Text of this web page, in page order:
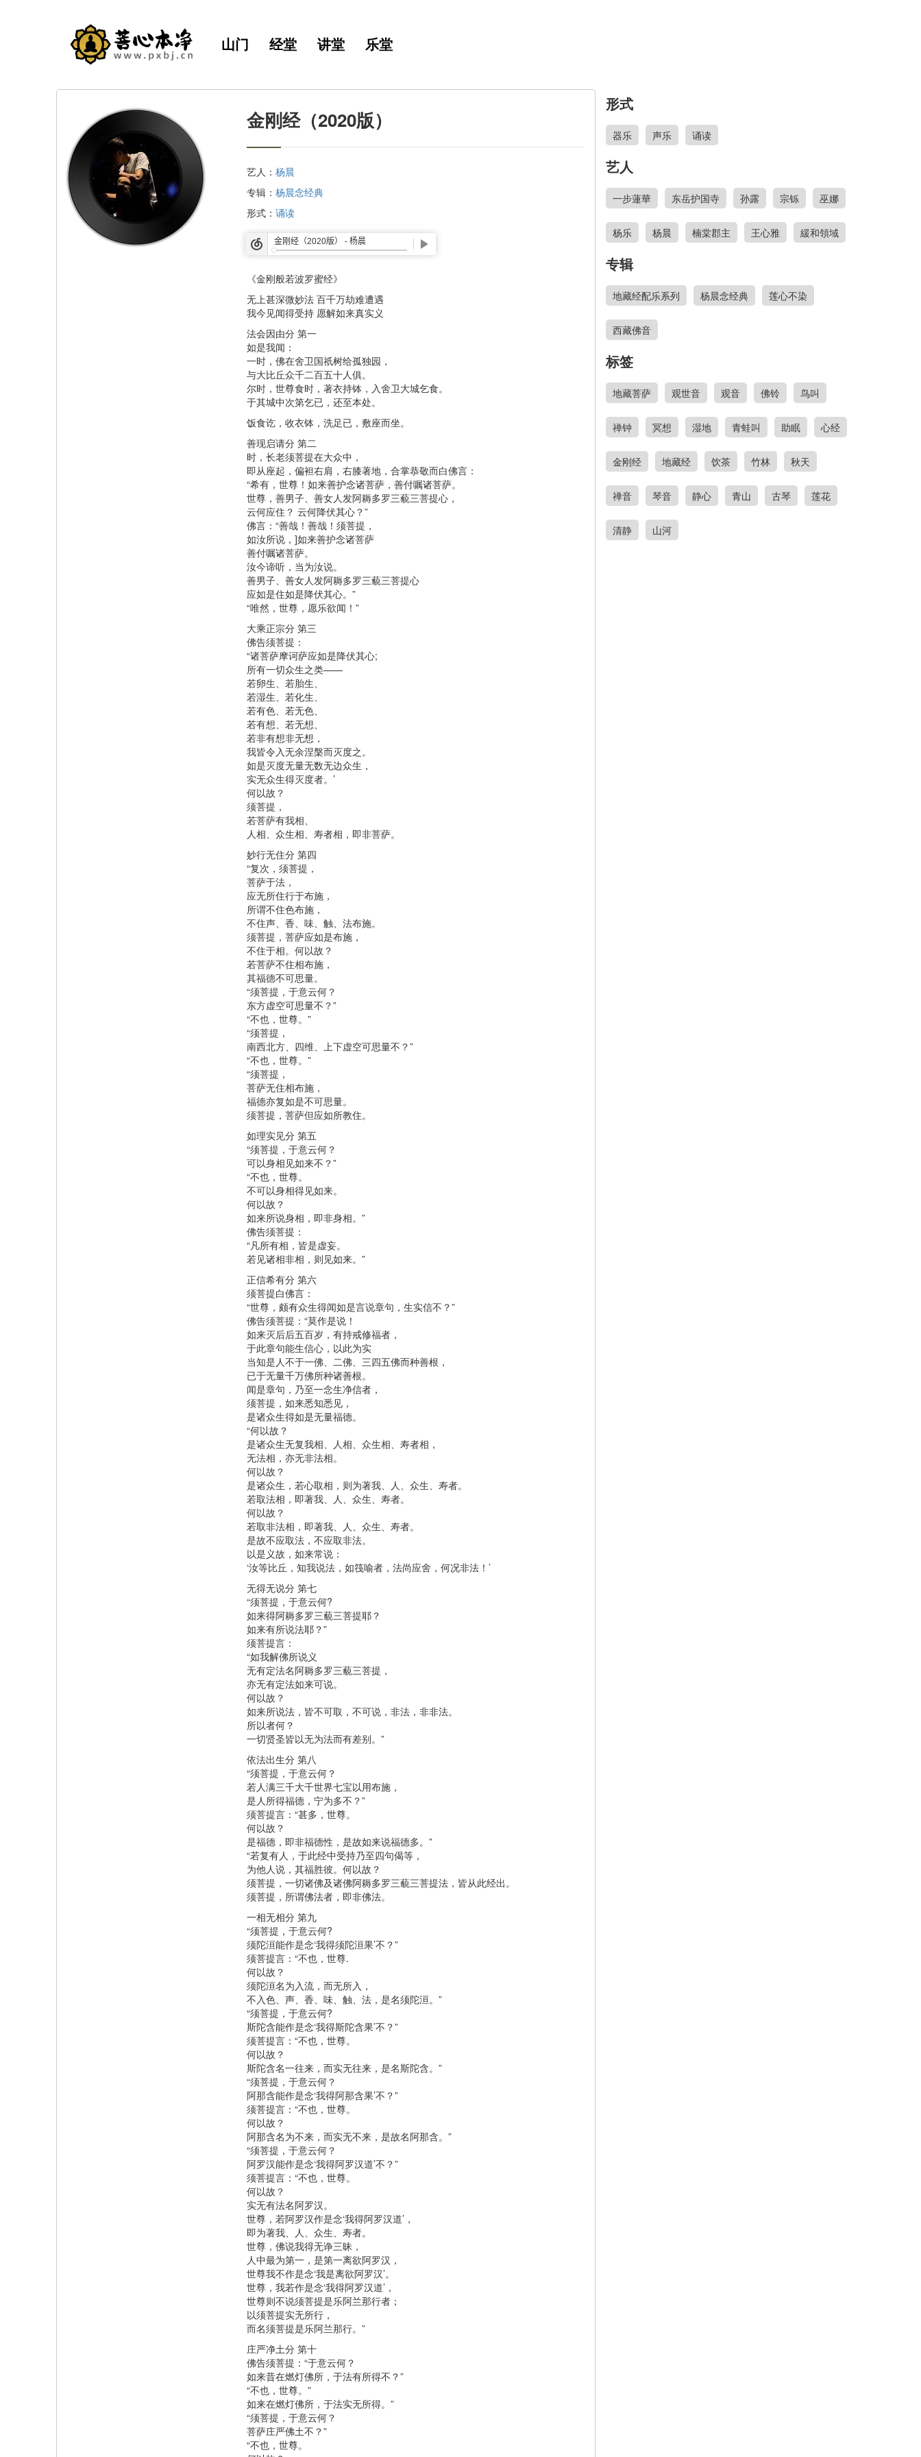
山门 经堂 讲堂 乐堂
金刚经（2020版）
艺人： 杨晨
专辑： 杨晨念经典
形式： 诵读
《金刚般若波罗蜜经》
无上甚深微妙法 百千万劫难遭遇
我今见闻得受持 愿解如来真实义
法会因由分 第一
如是我闻：
一时，佛在舍卫国祇树给孤独园，
与大比丘众千二百五十人俱。
尔时，世尊食时，著衣持钵，入舍卫大城乞食。
于其城中次第乞已，还至本处。
饭食讫，收衣钵，洗足已，敷座而坐。
善现启请分 第二
时，长老须菩提在大众中，
即从座起，偏袒右肩，右膝著地，合掌恭敬而白佛言：
“希有，世尊！如来善护念诸菩萨，善付嘱诸菩萨。
世尊，善男子、善女人发阿耨多罗三藐三菩提心，
云何应住？ 云何降伏其心？”
佛言：“善哉！善哉！须菩提，
如汝所说，]如来善护念诸菩萨
善付嘱诸菩萨。
汝今谛听，当为汝说。
善男子、善女人发阿耨多罗三藐三菩提心
应如是住如是降伏其心。”
“唯然，世尊，愿乐欲闻！”
大乘正宗分 第三
佛告须菩提：
“诸菩萨摩诃萨应如是降伏其心;
所有一切众生之类——
若卵生、若胎生、
若湿生、若化生、
若有色、若无色、
若有想、若无想、
若非有想非无想，
我皆令入无余涅槃而灭度之。
如是灭度无量无数无边众生，
实无众生得灭度者。’
何以故？
须菩提，
若菩萨有我相、
人相、众生相、寿者相，即非菩萨。
妙行无住分 第四
“复次，须菩提，
菩萨于法，
应无所住行于布施，
所谓不住色布施，
不住声、香、味、触、法布施。
须菩提，菩萨应如是布施，
不住于相。何以故？
若菩萨不住相布施，
其福德不可思量。
“须菩提，于意云何？
东方虚空可思量不？”
“不也，世尊。”
“须菩提，
南西北方、四维、上下虚空可思量不？”
“不也，世尊。”
“须菩提，
菩萨无住相布施，
福德亦复如是不可思量。
须菩提，菩萨但应如所教住。
如理实见分 第五
“须菩提，于意云何？
可以身相见如来不？”
“不也，世尊。
不可以身相得见如来。
何以故？
如来所说身相，即非身相。”
佛告须菩提：
“凡所有相，皆是虚妄。
若见诸相非相，则见如来。”
正信希有分 第六
须菩提白佛言：
“世尊，颇有众生得闻如是言说章句，生实信不？”
佛告须菩提：“莫作是说！
如来灭后后五百岁，有持戒修福者，
于此章句能生信心，以此为实
当知是人不于一佛、二佛、三四五佛而种善根，
已于无量千万佛所种诸善根。
闻是章句，乃至一念生净信者，
须菩提，如来悉知悉见，
是诸众生得如是无量福德。
“何以故？
是诸众生无复我相、人相、众生相、寿者相，
无法相，亦无非法相。
何以故？
是诸众生，若心取相，则为著我、人、众生、寿者。
若取法相，即著我、人、众生、寿者。
何以故？
若取非法相，即著我、人、众生、寿者。
是故不应取法，不应取非法。
以是义故，如来常说：
‘汝等比丘，知我说法，如筏喻者，法尚应舍，何况非法！’
无得无说分 第七
“须菩提，于意云何?
如来得阿耨多罗三藐三菩提耶？
如来有所说法耶？”
须菩提言：
“如我解佛所说义
无有定法名阿耨多罗三藐三菩提，
亦无有定法如来可说。
何以故？
如来所说法，皆不可取，不可说，非法，非非法。
所以者何？
一切贤圣皆以无为法而有差别。”
依法出生分 第八
“须菩提，于意云何？
若人满三千大千世界七宝以用布施，
是人所得福德，宁为多不？”
须菩提言：“甚多，世尊。
何以故？
是福德，即非福德性，是故如来说福德多。”
“若复有人，于此经中受持乃至四句偈等，
为他人说，其福胜彼。何以故？
须菩提，一切诸佛及诸佛阿耨多罗三藐三菩提法，皆从此经出。
须菩提，所谓佛法者，即非佛法。
一相无相分 第九
“须菩提，于意云何?
须陀洹能作是念‘我得须陀洹果’不？”
须菩提言：“不也，世尊.
何以故？
须陀洹名为入流，而无所入，
不入色、声、香、味、触、法，是名须陀洹。”
“须菩提，于意云何?
斯陀含能作是念‘我得斯陀含果’不？”
须菩提言：“不也，世尊。
何以故？
斯陀含名一往来，而实无往来，是名斯陀含。”
“须菩提，于意云何？
阿那含能作是念‘我得阿那含果’不？”
须菩提言：“不也，世尊。
何以故？
阿那含名为不来，而实无不来，是故名阿那含。”
“须菩提，于意云何？
阿罗汉能作是念‘我得阿罗汉道’不？”
须菩提言：“不也，世尊。
何以故？
实无有法名阿罗汉。
世尊，若阿罗汉作是念‘我得阿罗汉道’，
即为著我、人、众生、寿者。
世尊，佛说我得无诤三昧，
人中最为第一，是第一离欲阿罗汉，
世尊我不作是念‘我是离欲阿罗汉’。
世尊，我若作是念‘我得阿罗汉道’，
世尊则不说须菩提是乐阿兰那行者；
以须菩提实无所行，
而名须菩提是乐阿兰那行。”
庄严净土分 第十
佛告须菩提：“于意云何？
如来昔在燃灯佛所，于法有所得不？”
“不也，世尊。”
如来在燃灯佛所，于法实无所得。”
“须菩提，于意云何？
菩萨庄严佛土不？”
“不也，世尊。
形式
器乐 声乐 诵读
艺人
一步蓮華 东岳护国寺 孙露 宗铄 巫娜
杨乐 杨晨 楠棠郡主 王心雅 緩和領域
专辑
地藏经配乐系列 杨晨念经典 莲心不染
西藏佛音
标签
地藏菩萨 观世音 观音 佛铃 鸟叫
禅钟 冥想 湿地 青蛙叫 助眠 心经
金刚经 地藏经 饮茶 竹林 秋天
禅音 琴音 静心 青山 古琴 莲花
清静 山河